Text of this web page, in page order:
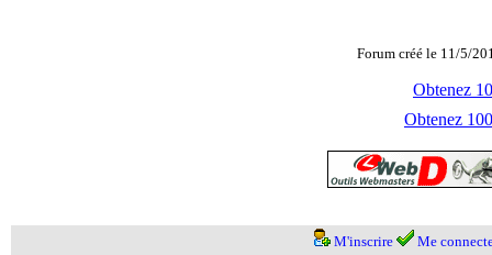
Forum créé le 11/5/
Obtenez
Obtenez
M'inscrire Me